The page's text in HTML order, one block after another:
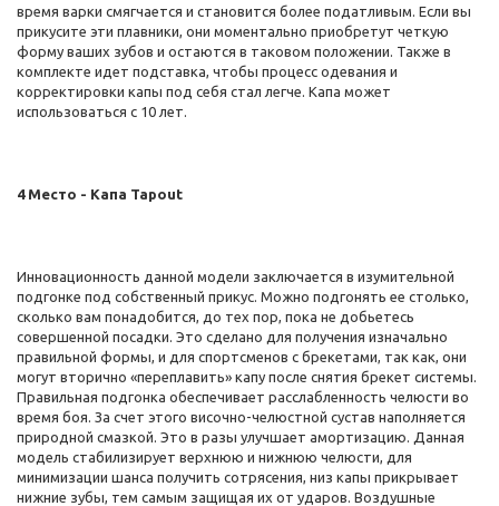
время варки смягчается и становится более податливым. Если вы
прикусите эти плавники, они моментально приобретут четкую
форму ваших зубов и остаются в таковом положении. Также в
комплекте идет подставка, чтобы процесс одевания и
корректировки капы под себя стал легче. Капа может
использоваться с 10 лет.
4 Место - Капа Tapout
Инновационность данной модели заключается в изумительной
подгонке под собственный прикус. Можно подгонять ее столько,
сколько вам понадобится, до тех пор, пока не добьетесь
совершенной посадки. Это сделано для получения изначально
правильной формы, и для спортсменов с брекетами, так как, они
могут вторично «переплавить» капу после снятия брекет системы.
Правильная подгонка обеспечивает расслабленность челюсти во
время боя. За счет этого височно-челюстной сустав наполняется
природной смазкой. Это в разы улучшает амортизацию. Данная
модель стабилизирует верхнюю и нижнюю челюсти, для
минимизации шанса получить сотрясения, низ капы прикрывает
нижние зубы, тем самым защищая их от ударов. Воздушные